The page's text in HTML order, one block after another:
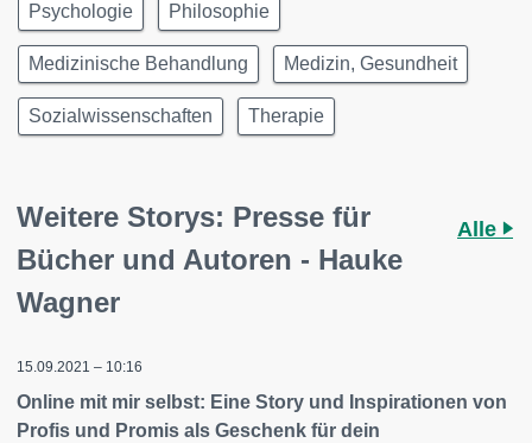
Psychologie Philosophie
Medizinische Behandlung Medizin, Gesundheit
Sozialwissenschaften Therapie
Weitere Storys: Presse für
Bücher und Autoren - Hauke
Wagner
Alle
15.09.2021 – 10:16
Online mit mir selbst: Eine Story und Inspirationen von
Profis und Promis als Geschenk für dein